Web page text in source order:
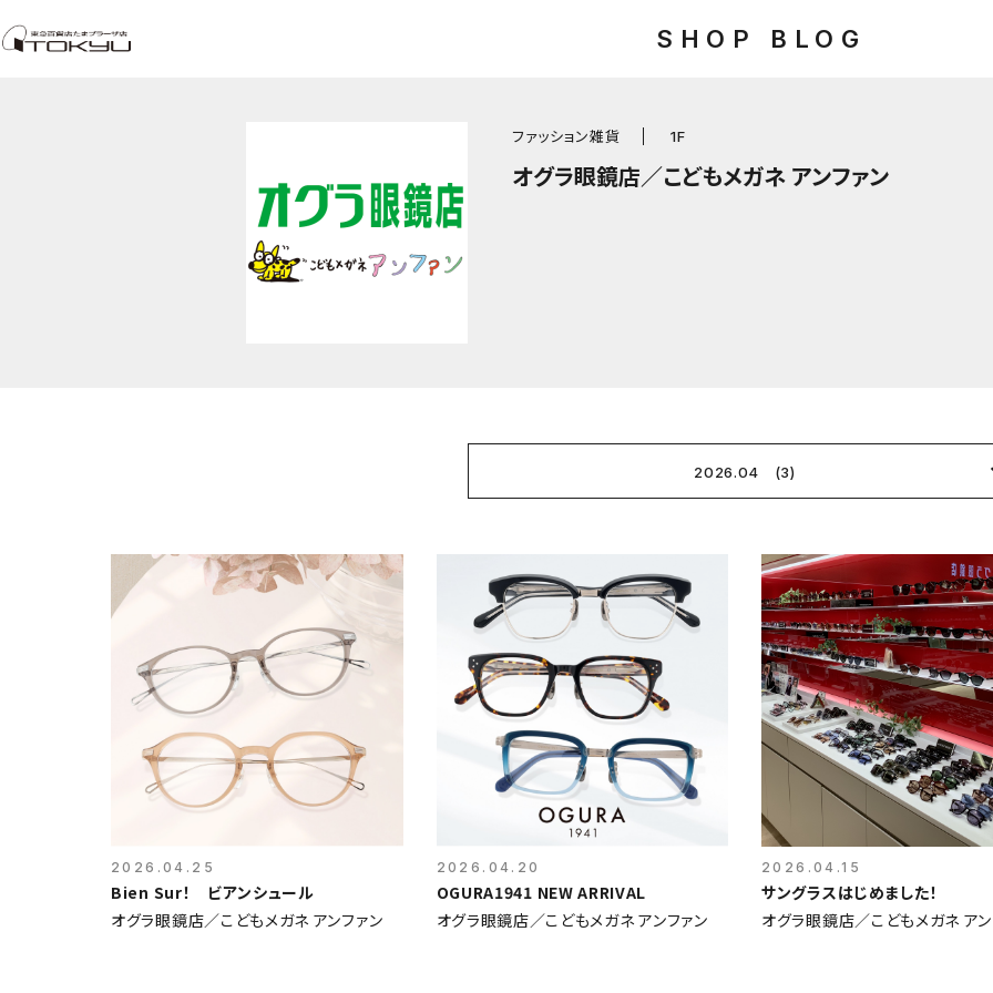
SHOP BLOG
ファッション雑貨 1F
オグラ眼鏡店／こどもメガネ アンファン
2026.04 (3)
2026.04.25
Bien Sur！ ビアンシュール
オグラ眼鏡店／こどもメガネ アンファン
2026.04.20
OGURA1941 NEW ARRIVAL
オグラ眼鏡店／こどもメガネ アンファン
2026.04.15
サングラスはじめました！
オグラ眼鏡店／こどもメガネ ア